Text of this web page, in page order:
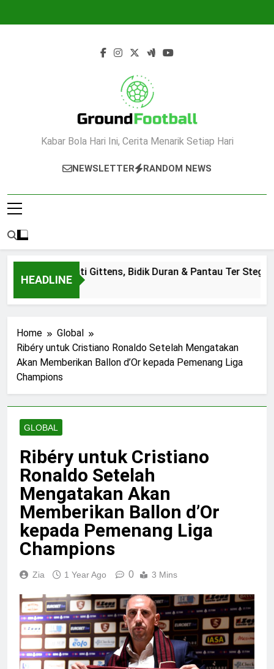
FLA Playground
Kabar Bola Hari Ini, Cerita Menarik Setiap Hari
NEWSLETTER RANDOM NEWS
HEADLINE
Chelsea Dekati Gittens, Bidik Duran & Pantau Ter Stegen
Home
Global
Ribéry untuk Cristiano Ronaldo Setelah Mengatakan
Akan Memberikan Ballon d’Or kepada Pemenang Liga
Champions
GLOBAL
Ribéry untuk Cristiano
Ronaldo Setelah
Mengatakan Akan
Memberikan Ballon d’Or
kepada Pemenang Liga
Champions
Zia 1 Year Ago 0 3 Mins